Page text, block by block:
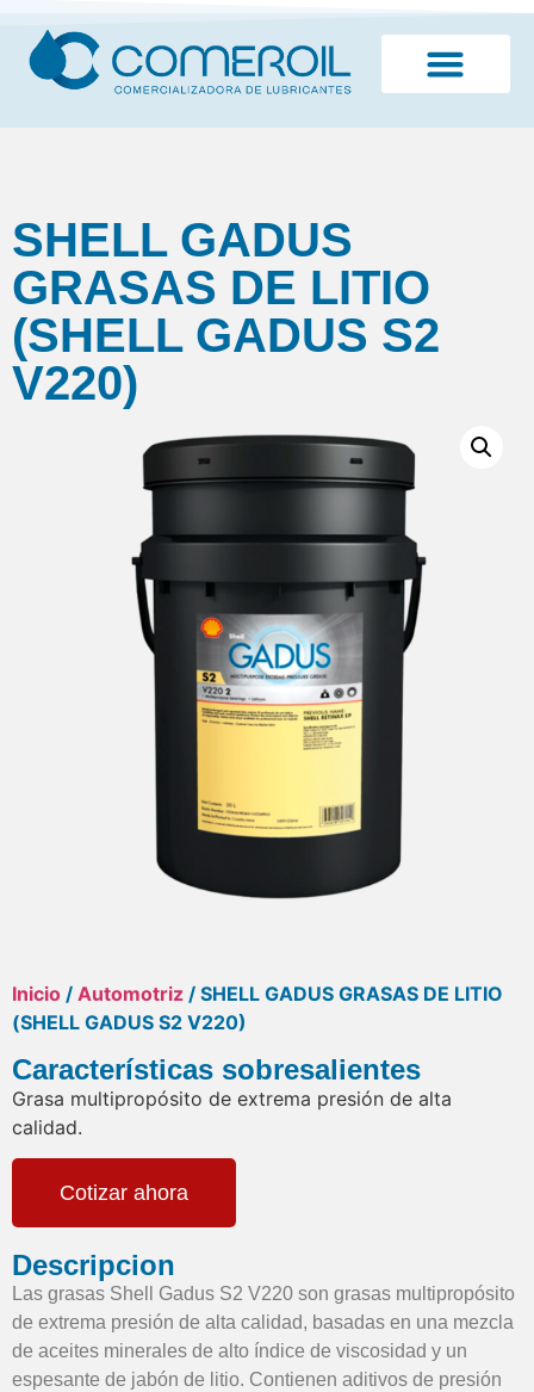
SHELL GADUS
GRASAS DE LITIO
(SHELL GADUS S2
V220)
Inicio / Automotriz / SHELL GADUS GRASAS DE LITIO
(SHELL GADUS S2 V220)
Características sobresalientes
Grasa multipropósito de extrema presión de alta
calidad.
Cotizar ahora
Descripcion
Las grasas Shell Gadus S2 V220 son grasas multipropósito
de extrema presión de alta calidad, basadas en una mezcla
de aceites minerales de alto índice de viscosidad y un
espesante de jabón de litio. Contienen aditivos de presión